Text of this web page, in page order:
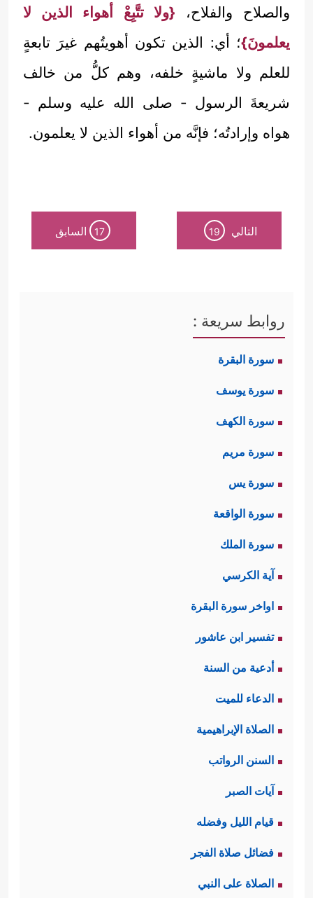
والصلاح والفلاح، {ولا تتَّبِعْ أهواء الذين لا
يعلمونَ}؛ أي: الذين تكون أهويتُهم غيرَ تابعةٍ
للعلم ولا ماشيةٍ خلفه، وهم كلُّ من خالف
شريعةَ الرسول - صلى الله عليه وسلم -
هواه وإرادتُه؛ فإنَّه من أهواء الذين لا يعلمون.
التالي 19
17 السابق
روابط سريعة :
سورة البقرة
سورة يوسف
سورة الكهف
سورة مريم
سورة يس
سورة الواقعة
سورة الملك
آية الكرسي
اواخر سورة البقرة
تفسير ابن عاشور
أدعية من السنة
الدعاء للميت
الصلاة الإبراهيمية
السنن الرواتب
آيات الصبر
قيام الليل وفضله
فضائل صلاة الفجر
الصلاة على النبي